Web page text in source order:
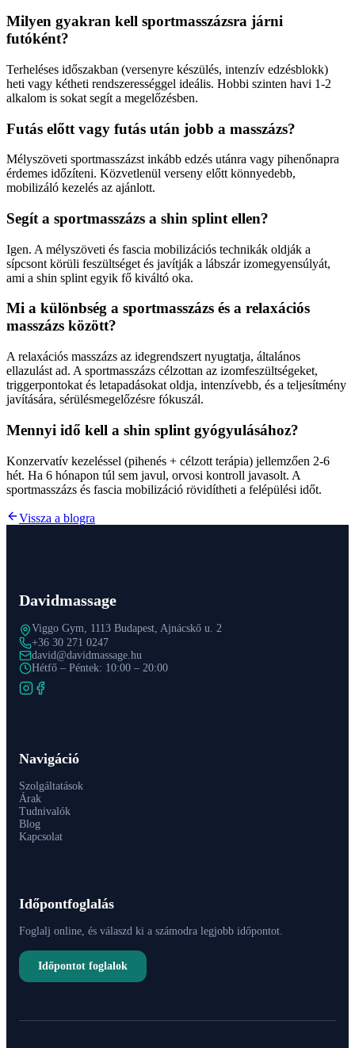
Milyen gyakran kell sportmasszázsra járni
futóként?
Terheléses időszakban (versenyre készülés, intenzív edzésblokk)
heti vagy kétheti rendszerességgel ideális. Hobbi szinten havi 1-2
alkalom is sokat segít a megelőzésben.
Futás előtt vagy futás után jobb a masszázs?
Mélyszöveti sportmasszázst inkább edzés utánra vagy pihenőnapra
érdemes időzíteni. Közvetlenül verseny előtt könnyedebb,
mobilizáló kezelés az ajánlott.
Segít a sportmasszázs a shin splint ellen?
Igen. A mélyszöveti és fascia mobilizációs technikák oldják a
sípcsont körüli feszültséget és javítják a lábszár izomegyensúlyát,
ami a shin splint egyik fő kiváltó oka.
Mi a különbség a sportmasszázs és a relaxációs
masszázs között?
A relaxációs masszázs az idegrendszert nyugtatja, általános
ellazulást ad. A sportmasszázs célzottan az izomfeszültségeket,
triggerpontokat és letapadásokat oldja, intenzívebb, és a teljesítmény
javítására, sérülésmegelőzésre fókuszál.
Mennyi idő kell a shin splint gyógyulásához?
Konzervatív kezeléssel (pihenés + célzott terápia) jellemzően 2-6
hét. Ha 6 hónapon túl sem javul, orvosi kontroll javasolt. A
sportmasszázs és fascia mobilizáció rövidítheti a felépülési időt.
Vissza a blogra
Davidmassage
Viggo Gym, 1113 Budapest, Ajnácskő u. 2
+36 30 271 0247
david@davidmassage.hu
Hétfő – Péntek: 10:00 – 20:00
Navigáció
Szolgáltatások
Árak
Tudnivalók
Blog
Kapcsolat
Időpontfoglalás
Foglalj online, és válaszd ki a számodra legjobb időpontot.
Időpontot foglalok